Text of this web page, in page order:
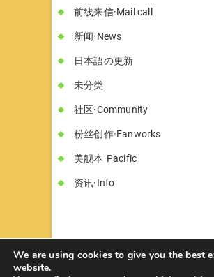
前线来信·Mail call
新闻·News
日本語の更新
未分类
社区·Community
粉丝创作·Fanworks
美舰本·Pacific
资讯·Info
We are using cookies to give you the best
website.